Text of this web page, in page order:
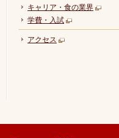
キャリア・食の業界
学費・入試
アクセス